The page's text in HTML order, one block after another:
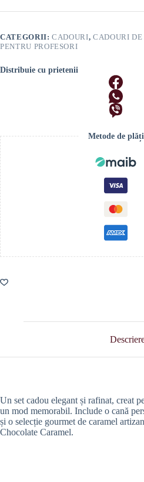
Moft
schimba
Lumea”
CATEGORII:CADOURI,CADOURI
PENTRU PROFESORI
Distribuie cu prietenii
Metode de plăți
Un set cadou elegant și rafinat, creat
un mod memorabil. Include o cană
și o selecție gourmet de caramel
Chocolate Caramel.